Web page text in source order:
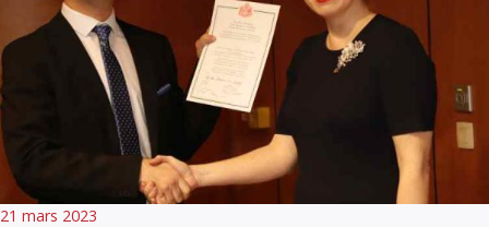
21 mars 2023